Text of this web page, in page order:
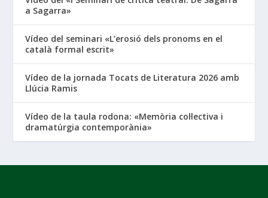
a Sagarra»
Vídeo del seminari «L’erosió dels pronoms en el
català formal escrit»
Vídeo de la jornada Tocats de Literatura 2026 amb
Llúcia Ramis
Vídeo de la taula rodona: «Memòria col·lectiva i
dramatúrgia contemporània»